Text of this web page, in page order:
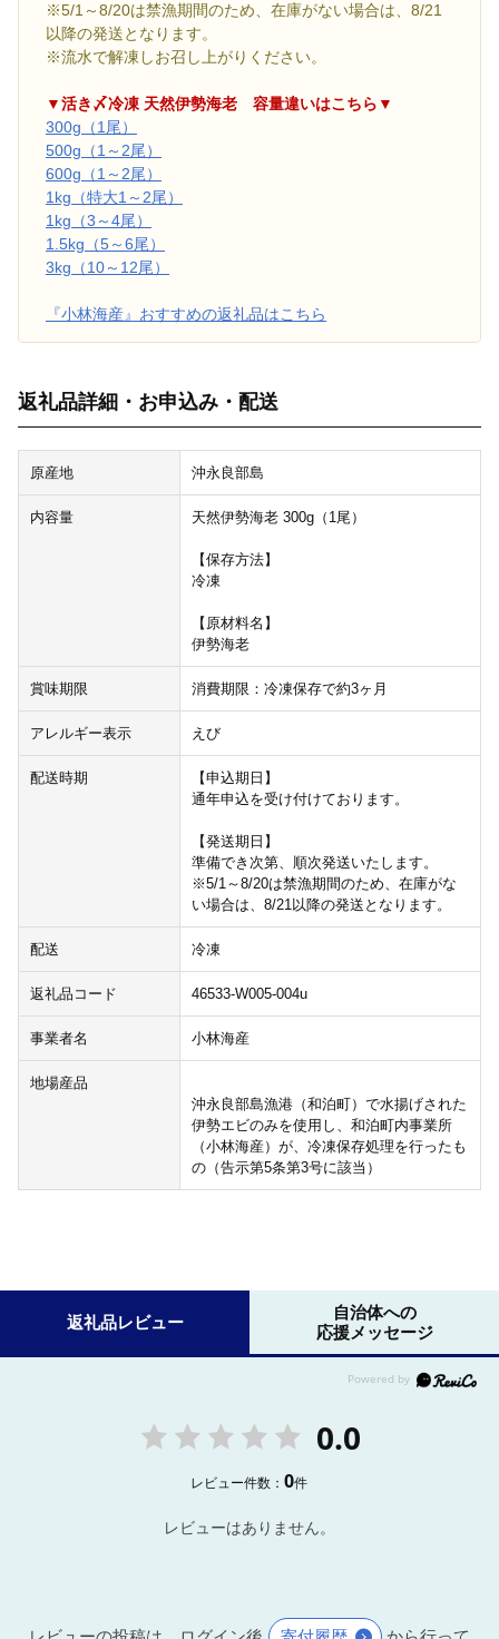
※5/1～8/20は禁漁期間のため、在庫がない場合は、8/21
以降の発送となります。
※流水で解凍しお召し上がりください。
▼活き〆冷凍 天然伊勢海老 容量違いはこちら▼
300g（1尾）
500g（1～2尾）
600g（1～2尾）
1kg（特大1～2尾）
1kg（3～4尾）
1.5kg（5～6尾）
3kg（10～12尾）
『小林海産』おすすめの返礼品はこちら
返礼品詳細・お申込み・配送
原産地 沖永良部島
内容量 天然伊勢海老 300g（1尾）
【保存方法】
冷凍
【原材料名】
伊勢海老
賞味期限 消費期限：冷凍保存で約3ヶ月
アレルギー表示 えび
配送時期
【申込期日】
通年申込を受け付けております。
【発送期日】
準備でき次第、順次発送いたします。
※5/1～8/20は禁漁期間のため、在庫がな
い場合は、8/21以降の発送となります。
配送 冷凍
返礼品コード 46533-W005-004u
事業者名 小林海産
地場産品
沖永良部島漁港（和泊町）で水揚げされた
伊勢エビのみを使用し、和泊町内事業所
（小林海産）が、冷凍保存処理を行ったも
の（告示第5条第3号に該当）
返礼品レビュー
自治体への
応援メッセージ
0.0
レビュー件数：0件
レビューはありません。